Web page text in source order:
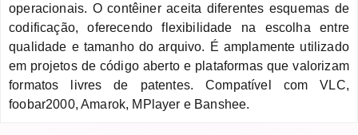
operacionais. O contêiner aceita diferentes esquemas de
codificação, oferecendo flexibilidade na escolha entre
qualidade e tamanho do arquivo. É amplamente utilizado
em projetos de código aberto e plataformas que valorizam
formatos livres de patentes. Compatível com VLC,
foobar2000, Amarok, MPlayer e Banshee.